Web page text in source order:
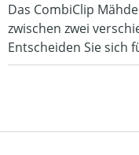
Das CombiClip
zwischen zwei
Entscheiden Sie sich